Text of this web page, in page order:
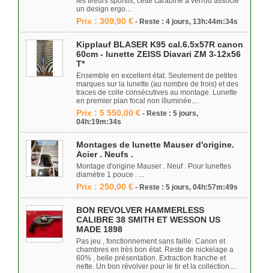
un design ergo...
Prix : 309,90 € - Reste : 4 jours, 13h:44m:34s
Kipplauf BLASER K95 cal.6.5x57R canon
60cm - lunette ZEISS Diavari ZM 3-12x56
T*
Ensemble en excellent état. Seulement de petites
marques sur la lunette (au nombre de trois) et des
traces de colle consécutives au montage. Lunette
en premier plan focal non illuminée....
Prix : 5 550,00 € - Reste : 5 jours,
04h:19m:34s
Montages de lunette Mauser d'origine.
Acier . Neufs .
Montage d'origine Mauser . Neuf . Pour lunettes
diamètre 1 pouce . ...
Prix : 250,00 € - Reste : 5 jours, 04h:57m:49s
BON REVOLVER HAMMERLESS
CALIBRE 38 SMITH ET WESSON US
MADE 1898
Pas jeu , fonctionnement sans faille. Canon et
chambres en très bon état. Reste de nickelage a
60% , belle présentation. Extraction franche et
nette. Un bon révolver pour le tir et la collection....